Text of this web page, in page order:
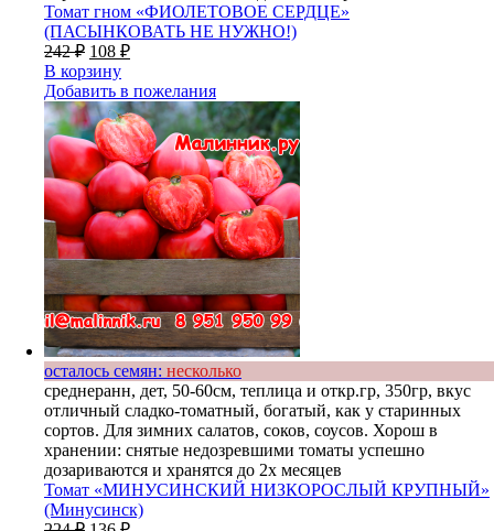
Томат гном «ФИОЛЕТОВОЕ СЕРДЦЕ»
(ПАСЫНКОВАТЬ НЕ НУЖНО!)
242₽ 108 ₽
В корзину
Добавить в пожелания
осталось семян: несколько
среднеранн, дет, 50-60см, теплица и откр.гр, 350гр, вкус
отличный сладко-томатный, богатый, как у старинных
сортов. Для зимних салатов, соков, соусов. Хорош в
хранении: снятые недозревшими томаты успешно
дозариваются и хранятся до 2х месяцев
Томат «МИНУСИНСКИЙ НИЗКОРОСЛЫЙ КРУПНЫЙ»
(Минусинск)